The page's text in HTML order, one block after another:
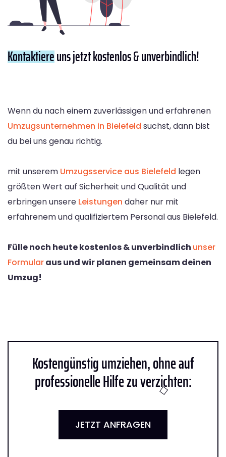
Kontaktiereuns jetzt kostenlos & unverbindlich!
Wenn du nach einem zuverlässigen und erfahrenen
Umzugsunternehmen in Bielefeld suchst, dann bist
du bei uns genau richtig.
mit unserem Umzugsservice aus Bielefeld legen
größten Wert auf Sicherheit und Qualität und
erbringen unsere Leistungen daher nur mit
erfahrenem und qualifiziertem Personal aus Bielefeld.
Fülle noch heute kostenlos & unverbindlich unser
Formularaus und wir planen gemeinsam deinen
Umzug!
Kostengünstig umziehen, ohne auf
professionelle Hilfe zu verzichten:
JETZT ANFRAGEN